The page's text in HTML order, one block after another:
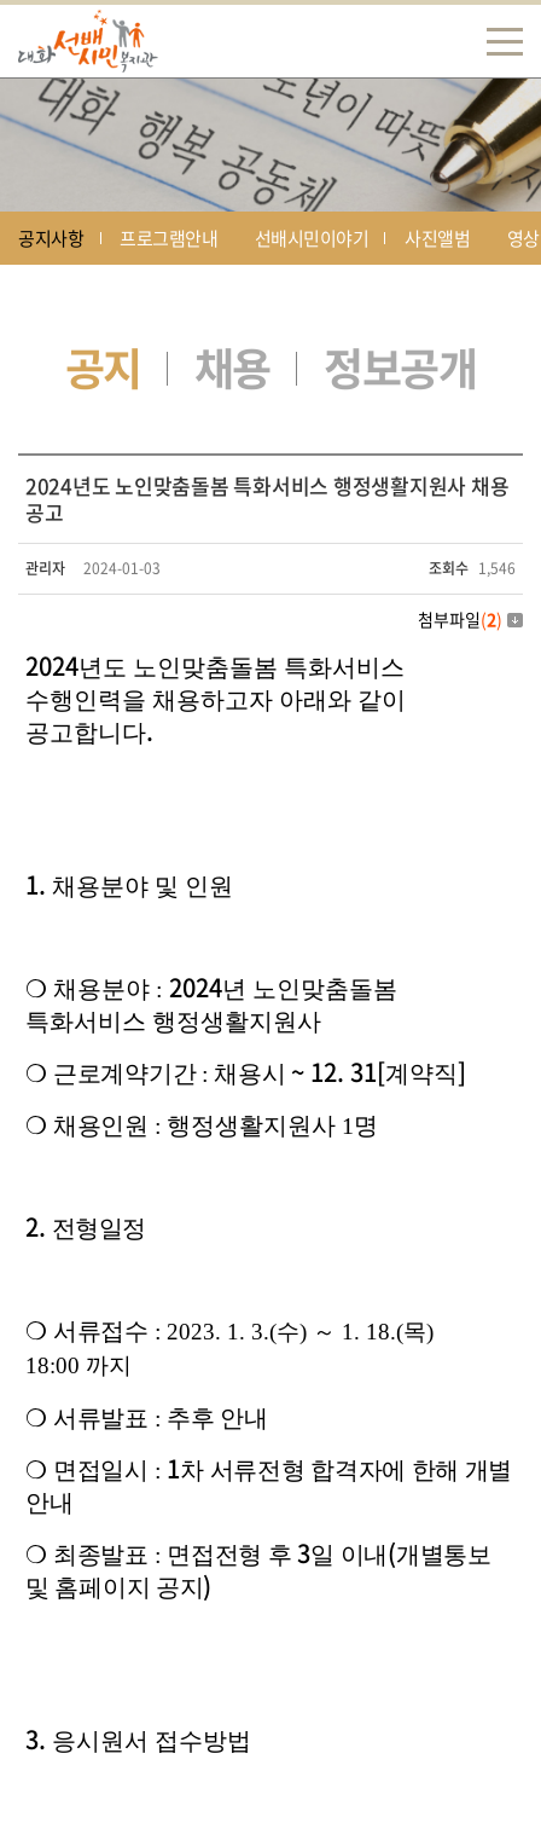
공지사항 프로그램안내 선배시민이야기 사진앨범 영
공지 채용 정보공개
2024년도 노인맞춤돌봄 특화서비스 행정생활지원사 채용
공고
관리자 2024-01-03 조회수 1,546
첨부파일(2)
2024년도 노인맞춤돌봄 특화서비스
수행인력을 채용하고자 아래와 같이
공고합니다.
1. 채용분야 및 인원
❍ 채용분야 : 2024년 노인맞춤돌봄
특화서비스 행정생활지원사
❍ 근로계약기간 : 채용시 ~ 12. 31[계약직]
❍ 채용인원 : 행정생활지원사 1명
2. 전형일정
❍ 서류접수 : 2023. 1. 3.(수) ～ 1. 18.(목)
18:00 까지
❍ 서류발표 : 추후 안내
❍ 면접일시 : 1차 서류전형 합격자에 한해 개별
안내
❍ 최종발표 : 면접전형 후3일 이내 (개별통보
및 홈페이지 공지 )
3. 응시원서 접수방법